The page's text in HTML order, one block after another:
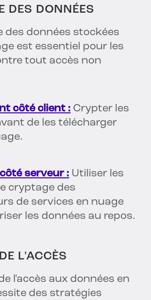
DES DONNÉES
des données stockées
est essentiel pour les
tout accès non
côté client : Crypter les
de les télécharger
serveur : Utiliser les
cryptage des
de services en nuage
les données au repos.
L'ACCÈS
l'accès aux données en
des stratégies